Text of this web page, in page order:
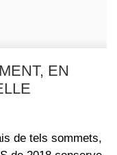
EN
de tels sommets,